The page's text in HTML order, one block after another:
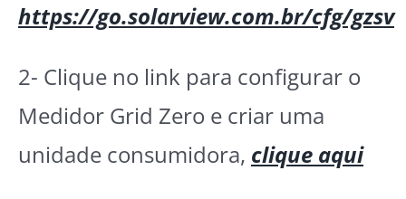
https://go.solarview.com.br/cfg/gzsv
2- Clique no link para configurar o
Medidor Grid Zero e criar uma
unidade consumidora, clique aqui